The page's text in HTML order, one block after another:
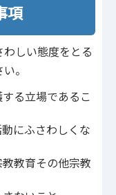
項
しい態度をとる
。
る立場であるこ
にふさわしくな
教育その他宗教